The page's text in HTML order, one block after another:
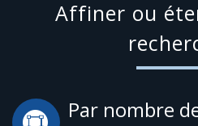
Affiner ou étendre votre
Par nombre